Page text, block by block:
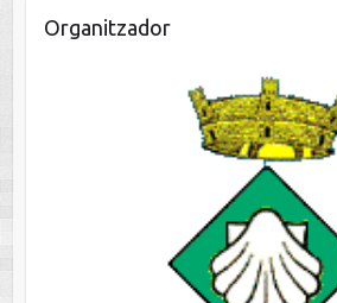
Organitzador